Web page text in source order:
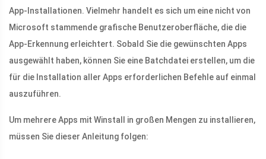
App-Installationen. Vielmehr handelt es sich um eine nicht von
Microsoft stammende grafische Benutzeroberfläche, die die
App-Erkennung erleichtert. Sobald Sie die gewünschten Apps
ausgewählt haben, können Sie eine Batchdatei erstellen, um die
für die Installation aller Apps erforderlichen Befehle auf einmal
auszuführen.
Um mehrere Apps mit Winstall in großen Mengen zu installieren,
müssen Sie dieser Anleitung folgen: